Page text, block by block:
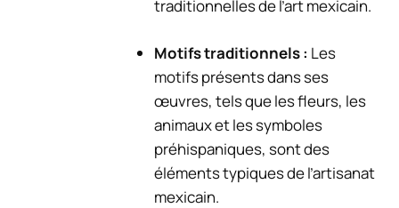
traditionnelles de l’art mexicain.
Motifs traditionnels : Les
motifs présents dans ses
œuvres, tels que les fleurs, les
animaux et les symboles
préhispaniques, sont des
éléments typiques de l’artisanat
mexicain.